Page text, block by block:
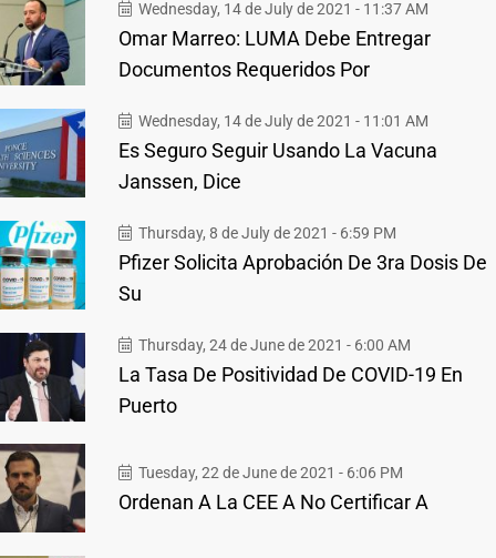
Wednesday, 14 de July de 2021 - 11:37 AM
Omar Marreo: LUMA Debe Entregar
Documentos Requeridos Por
Wednesday, 14 de July de 2021 - 11:01 AM
Es Seguro Seguir Usando La Vacuna
Janssen, Dice
Thursday, 8 de July de 2021 - 6:59 PM
Pfizer Solicita Aprobación De 3ra Dosis De
Su
Thursday, 24 de June de 2021 - 6:00 AM
La Tasa De Positividad De COVID-19 En
Puerto
Tuesday, 22 de June de 2021 - 6:06 PM
Ordenan A La CEE A No Certificar A